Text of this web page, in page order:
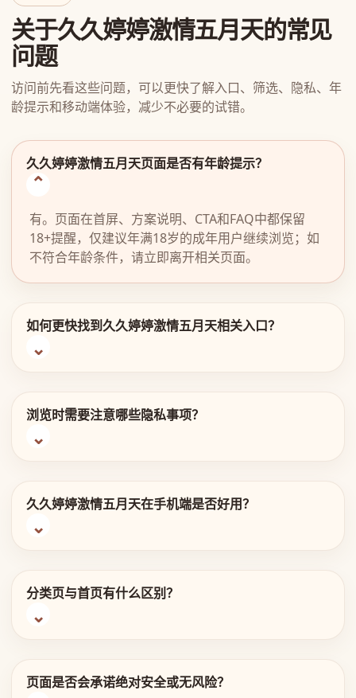
关于久久婷婷激情五月天的常见
问题
访问前先看这些问题，可以更快了解入口、筛选、隐私、年
龄提示和移动端体验，减少不必要的试错。
久久婷婷激情五月天页面是否有年龄提示？
有。页面在首屏、方案说明、CTA和FAQ中都保留
18+提醒，仅建议年满18岁的成年用户继续浏览；如
不符合年龄条件，请立即离开相关页面。
如何更快找到久久婷婷激情五月天相关入口？
浏览时需要注意哪些隐私事项？
久久婷婷激情五月天在手机端是否好用？
分类页与首页有什么区别？
页面是否会承诺绝对安全或无风险？